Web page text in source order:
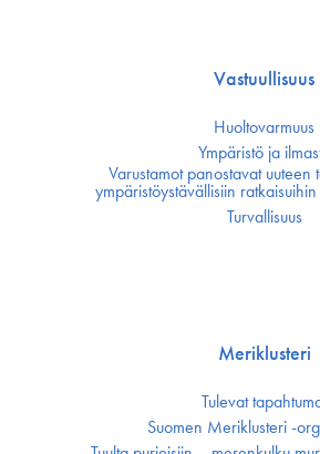
Vastuullisuus
Huoltovarmuus
Ympäristö ja
Varustamot panostavat
ympäristöystävällisiin
Turvallisuus
Meriklusteri
Tulevat
Suomen Meriklusteri -